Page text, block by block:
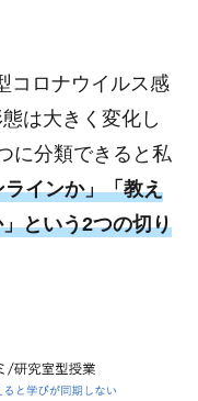
コロナウイルス感
は大きく変化し
に分類できると私
インか」「教え
という2つの切り